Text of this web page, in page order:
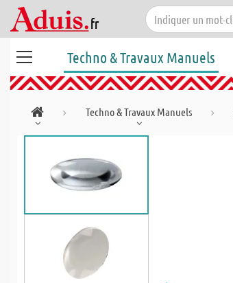
Techno & Travaux Manuels
Techno & Travaux Manuels